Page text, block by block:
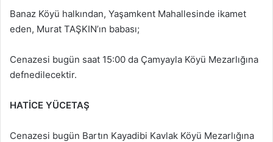
Banaz Köyü halkından, Yaşamkent Mahallesinde ikamet
eden, Murat TAŞKIN’ın babası;
Cenazesi bugün saat 15:00 da Çamyayla Köyü Mezarlığına
defnedilecektir.
HATİCE YÜCETAŞ
Cenazesi bugün Bartın Kayadibi Kavlak Köyü Mezarlığına